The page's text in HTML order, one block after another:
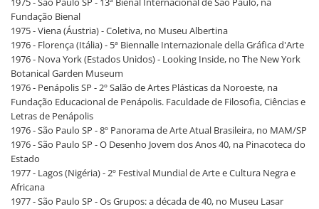
Fundação Bienal
1975 - Viena (Áustria) - Coletiva, no Museu Albertina
1976 - Florença (Itália) - 5ª Biennalle Internazionale della Gráfica d'Arte
1976 - Nova York (Estados Unidos) - Looking Inside, no The New York
Botanical Garden Museum
1976 - Penápolis SP - 2º Salão de Artes Plásticas da Noroeste, na
Fundação Educacional de Penápolis. Faculdade de Filosofia, Ciências e
Letras de Penápolis
1976 - São Paulo SP - 8º Panorama de Arte Atual Brasileira, no MAM/SP
1976 - São Paulo SP - O Desenho Jovem dos Anos 40, na Pinacoteca do
Estado
1977 - Lagos (Nigéria) - 2º Festival Mundial de Arte e Cultura Negra e
Africana
1977 - São Paulo SP - Os Grupos: a década de 40, no Museu Lasar